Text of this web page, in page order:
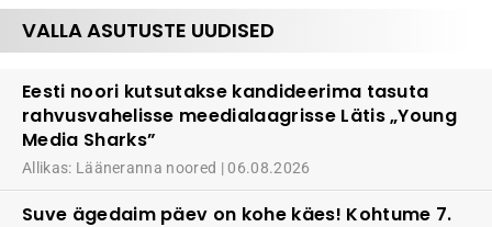
VALLA ASUTUSTE UUDISED
Eesti noori kutsutakse kandideerima tasuta
rahvusvahelisse meedialaagrisse Lätis „Young
Media Sharks”
Allikas: Lääneranna noored 06.08.2026
Suve ägedaim päev on kohe käes! Kohtume 7.